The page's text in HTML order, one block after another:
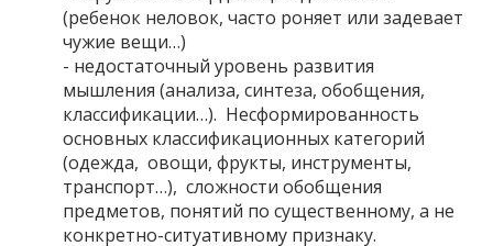
(ребенок неловок, часто роняет или задевает
чужие вещи…)
- недостаточный уровень развития
мышления (анализа, синтеза, обобщения,
классификации…). Несформированность
основных классификационных категорий
(одежда, овощи, фрукты, инструменты,
транспорт…), сложности обобщения
предметов, понятий по существенному, а не
конкретно-ситуативному признаку.